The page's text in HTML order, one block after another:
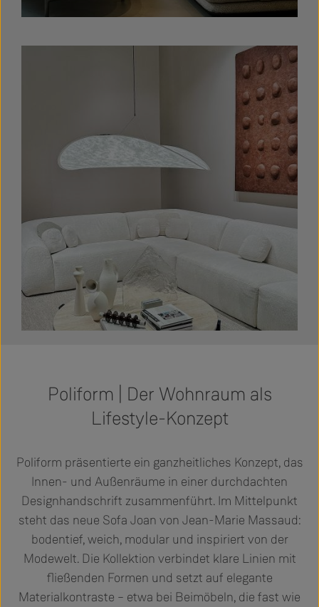
Poliform | Der Wohnraum als
Lifestyle-Konzept
Poliform präsentierte ein ganzheitliches Konzept, das
Innen- und Außenräume in einer durchdachten
Designhandschrift zusammenführt. Im Mittelpunkt
steht das neue Sofa Joan von Jean-Marie Massaud:
bodentief, weich, modular und inspiriert von der
Modewelt. Die Kollektion verbindet klare Linien mit
fließenden Formen und setzt auf elegante
Materialkontraste – etwa bei Beimöbeln, die fast wie